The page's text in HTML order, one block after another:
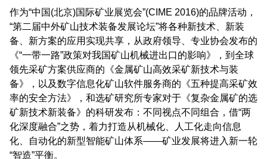
作为“中国(北京)国际矿业展览会”(CIME 2016)的品牌活动，
“第二届中外矿山技术装备发展论坛”将各种新技术、新装
备、新方案的应用实现共享，从政府领导、专业协会发布的
《“一带一路”政策对我国矿山机械进出口的影响》，到全球
领先采矿方案供应商的《金属矿山高效采矿新技术与装
备》，以及数字信息化矿山软件服务商的《五种提高采矿效
率的安全方法》，和选矿研究所专家对于《复杂金属矿的选
矿新技术新装备》的科研发布：不同视点不同组合，借“两
化深度融合”之势，着力打造从机械化、人工化走向信息
化、自动化的新型智能矿山体系——矿业发展将进入新一轮
“智造”平衡。